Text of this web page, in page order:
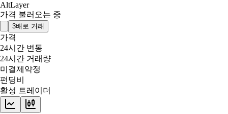
AltLayer
가격 불러오는 중
3배로 거래
가격
24시간 변동
24시간 거래량
미결제약정
펀딩비
활성 트레이더